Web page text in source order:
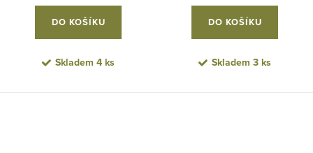
DO KOŠÍKU
Skladem 4 ks
DO KOŠÍKU
Skladem 3 ks